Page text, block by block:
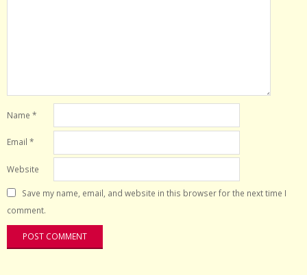
Name *
Email *
Website
Save my name, email, and website in this browser for the next time I
comment.